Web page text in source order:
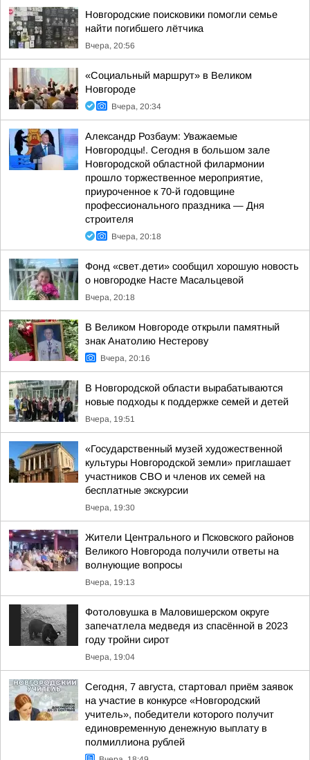
Новгородские поисковики помогли семье
найти погибшего лётчика
Вчера, 20:56
«Социальный маршрут» в Великом
Новгороде
Вчера, 20:34
Александр Розбаум: Уважаемые
Новгородцы!. Сегодня в большом зале
Новгородской областной филармонии
прошло торжественное мероприятие,
приуроченное к 70-й годовщине
профессионального праздника — Дня
строителя
Вчера, 20:18
Фонд «свет.дети» сообщил хорошую новость
о новгородке Насте Масальцевой
Вчера, 20:18
В Великом Новгороде открыли памятный
знак Анатолию Нестерову
Вчера, 20:16
В Новгородской области вырабатываются
новые подходы к поддержке семей и детей
Вчера, 19:51
«Государственный музей художественной
культуры Новгородской земли» приглашает
участников СВО и членов их семей на
бесплатные экскурсии
Вчера, 19:30
Жители Центрального и Псковского районов
Великого Новгорода получили ответы на
волнующие вопросы
Вчера, 19:13
Фотоловушка в Маловишерском округе
запечатлела медведя из спасённой в 2023
году тройни сирот
Вчера, 19:04
Сегодня, 7 августа, стартовал приём заявок
на участие в конкурсе «Новгородский
учитель», победители которого получит
единовременную денежную выплату в
полмиллиона рублей